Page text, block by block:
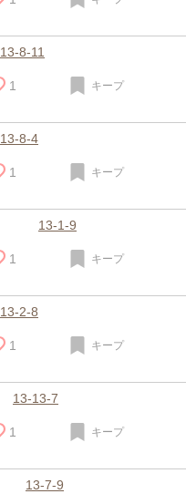
13-8-11
1 キープ
13-8-4
1 キープ
13-1-9
1 キープ
13-2-8
1 キープ
13-13-7
1 キープ
13-7-9